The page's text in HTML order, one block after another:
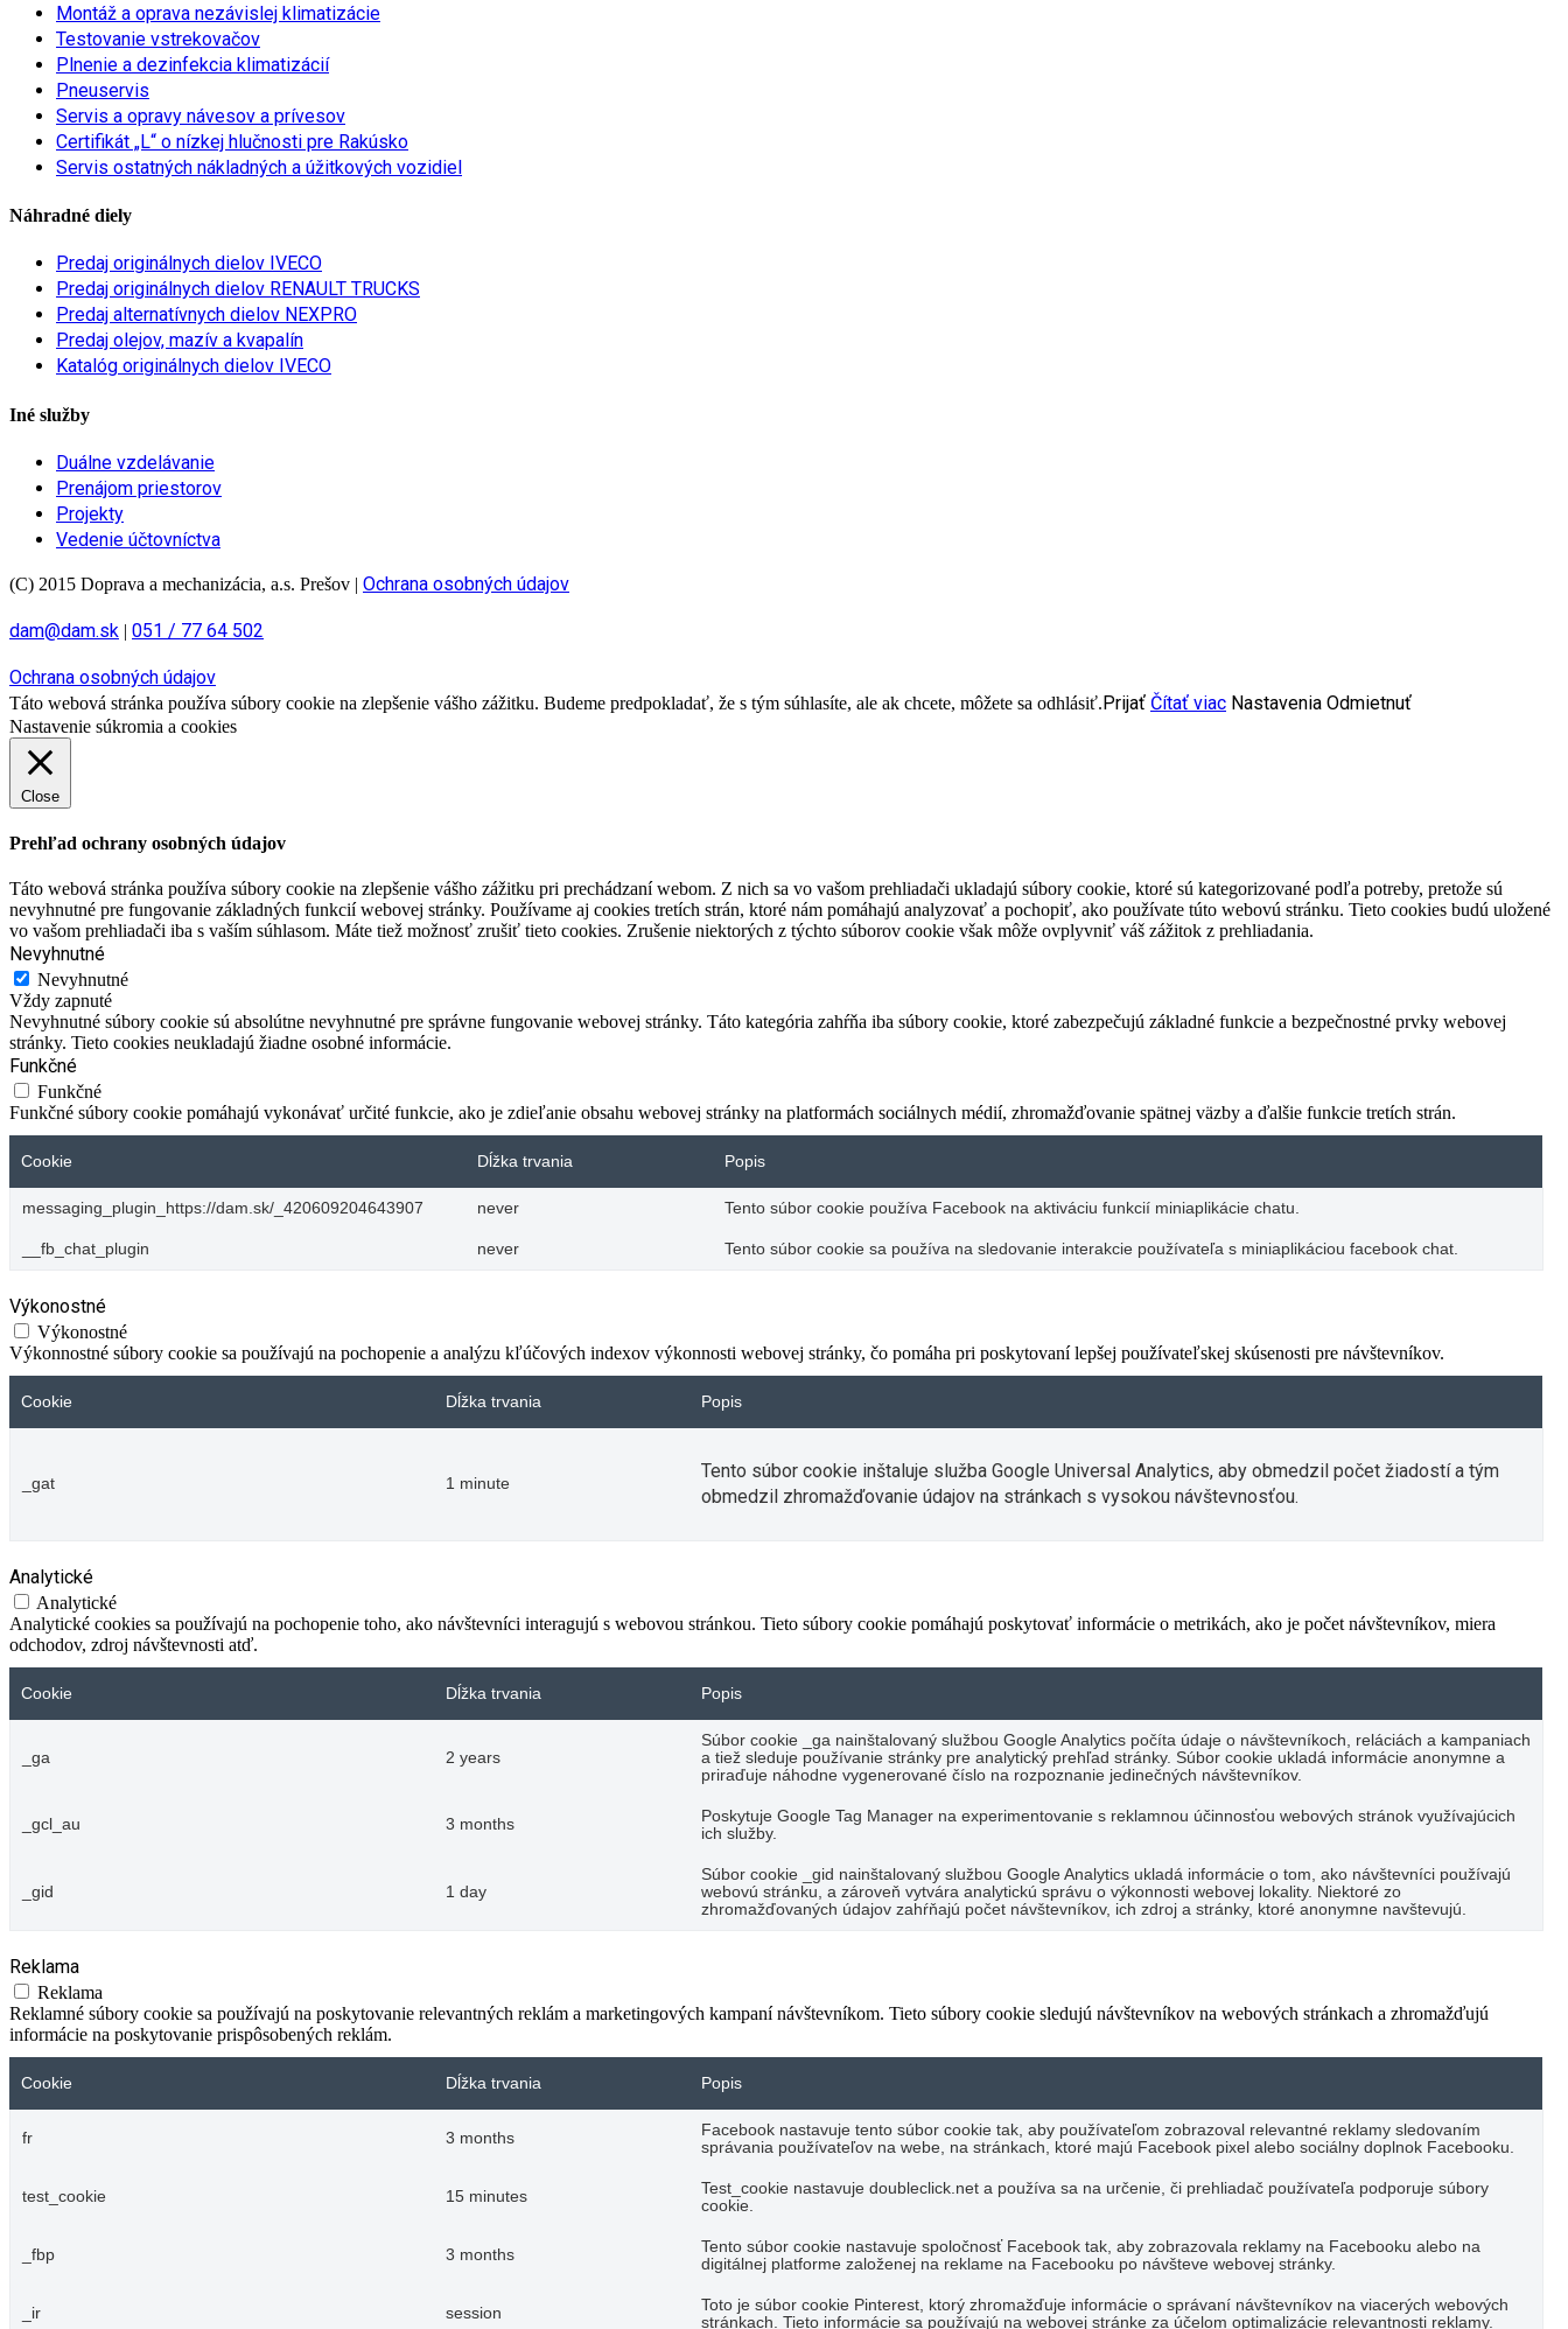
Montáž a oprava nezávislej klimatizácie
Testovanie vstrekovačov
Plnenie a dezinfekcia klimatizácií
Pneuservis
Servis a opravy návesov a prívesov
Certifikát „L“ o nízkej hlučnosti pre Rakúsko
Servis ostatných nákladných a úžitkových vozidiel
Náhradné diely
Predaj originálnych dielov IVECO
Predaj originálnych dielov RENAULT TRUCKS
Predaj alternatívnych dielov NEXPRO
Predaj olejov, mazív a kvapalín
Katalóg originálnych dielov IVECO
Iné služby
Duálne vzdelávanie
Prenájom priestorov
Projekty
Vedenie účtovníctva
(C) 2015 Doprava a mechanizácia, a.s. Prešov | Ochrana osobných údajov
dam@dam.sk | 051 / 77 64 502
Ochrana osobných údajov
Táto webová stránka používa súbory cookie na zlepšenie vášho zážitku. Budeme predpokladať, že s tým súhlasíte, ale ak chcete, môžete sa odhlásiť.Prijať Čítať viac Nastavenia Odmietnuť
Nastavenie súkromia a cookies
Close
Prehľad ochrany osobných údajov
Táto webová stránka používa súbory cookie na zlepšenie vášho zážitku pri prechádzaní webom. Z nich sa vo vašom prehliadači ukladajú súbory cookie, ktoré sú kategorizované podľa potreby, pretože sú
nevyhnutné pre fungovanie základných funkcií webovej stránky. Používame aj cookies tretích strán, ktoré nám pomáhajú analyzovať a pochopiť, ako používate túto webovú stránku. Tieto cookies budú uložené
vo vašom prehliadači iba s vaším súhlasom. Máte tiež možnosť zrušiť tieto cookies. Zrušenie niektorých z týchto súborov cookie však môže ovplyvniť váš zážitok z prehliadania.
Nevyhnutné
Nevyhnutné
Vždy zapnuté
Nevyhnutné súbory cookie sú absolútne nevyhnutné pre správne fungovanie webovej stránky. Táto kategória zahŕňa iba súbory cookie, ktoré zabezpečujú základné funkcie a bezpečnostné prvky webovej
stránky. Tieto cookies neukladajú žiadne osobné informácie.
Funkčné
Funkčné
Funkčné súbory cookie pomáhajú vykonávať určité funkcie, ako je zdieľanie obsahu webovej stránky na platformách sociálnych médií, zhromažďovanie spätnej väzby a ďalšie funkcie tretích strán.
Cookie Dĺžka trvania Popis
messaging_plugin_https://dam.sk/_420609204643907 never Tento súbor cookie používa Facebook na aktiváciu funkcií miniaplikácie chatu.
__fb_chat_plugin never Tento súbor cookie sa používa na sledovanie interakcie používateľa s miniaplikáciou facebook chat.
Výkonostné
Výkonostné
Výkonnostné súbory cookie sa používajú na pochopenie a analýzu kľúčových indexov výkonnosti webovej stránky, čo pomáha pri poskytovaní lepšej používateľskej skúsenosti pre návštevníkov.
Cookie Dĺžka trvania Popis
_gat 1 minute
Tento súbor cookie inštaluje služba Google Universal Analytics, aby obmedzil počet žiadostí a tým
obmedzil zhromažďovanie údajov na stránkach s vysokou návštevnosťou.
Analytické
Analytické
Analytické cookies sa používajú na pochopenie toho, ako návštevníci interagujú s webovou stránkou. Tieto súbory cookie pomáhajú poskytovať informácie o metrikách, ako je počet návštevníkov, miera
odchodov, zdroj návštevnosti atď.
Cookie Dĺžka trvania Popis
_ga 2 years
Súbor cookie _ga nainštalovaný službou Google Analytics počíta údaje o návštevníkoch, reláciách a kampaniach
a tiež sleduje používanie stránky pre analytický prehľad stránky. Súbor cookie ukladá informácie anonymne a
priraďuje náhodne vygenerované číslo na rozpoznanie jedinečných návštevníkov.
_gcl_au 3 months
Poskytuje Google Tag Manager na experimentovanie s reklamnou účinnosťou webových stránok využívajúcich
ich služby.
_gid 1 day
Súbor cookie _gid nainštalovaný službou Google Analytics ukladá informácie o tom, ako návštevníci používajú
webovú stránku, a zároveň vytvára analytickú správu o výkonnosti webovej lokality. Niektoré zo
zhromažďovaných údajov zahŕňajú počet návštevníkov, ich zdroj a stránky, ktoré anonymne navštevujú.
Reklama
Reklama
Reklamné súbory cookie sa používajú na poskytovanie relevantných reklám a marketingových kampaní návštevníkom. Tieto súbory cookie sledujú návštevníkov na webových stránkach a zhromažďujú
informácie na poskytovanie prispôsobených reklám.
Cookie Dĺžka trvania Popis
fr 3 months
Facebook nastavuje tento súbor cookie tak, aby používateľom zobrazoval relevantné reklamy sledovaním
správania používateľov na webe, na stránkach, ktoré majú Facebook pixel alebo sociálny doplnok Facebooku.
test_cookie 15 minutes
Test_cookie nastavuje doubleclick.net a používa sa na určenie, či prehliadač používateľa podporuje súbory
cookie.
_fbp 3 months
Tento súbor cookie nastavuje spoločnosť Facebook tak, aby zobrazovala reklamy na Facebooku alebo na
digitálnej platforme založenej na reklame na Facebooku po návšteve webovej stránky.
_ir session
Toto je súbor cookie Pinterest, ktorý zhromažďuje informácie o správaní návštevníkov na viacerých webových
stránkach. Tieto informácie sa používajú na webovej stránke za účelom optimalizácie relevantnosti reklamy.